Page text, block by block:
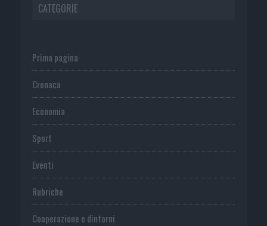
CATEGORIE
Prima pagina
Cronaca
Economia
Sport
Eventi
Rubriche
Cooperazione e dintorni